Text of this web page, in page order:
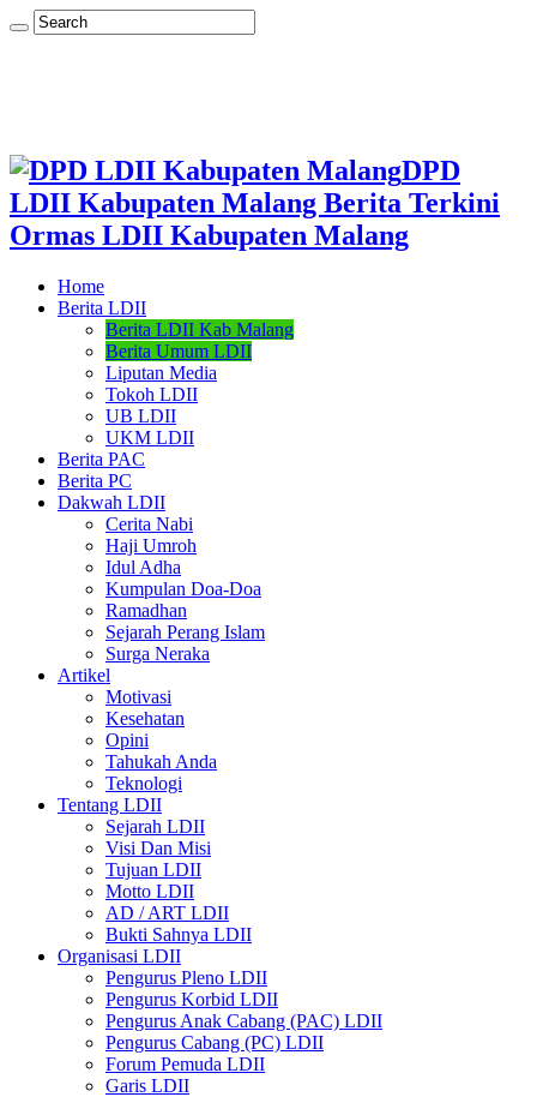
DPD
LDII Kabupaten Malang Berita Terkini
Ormas LDII Kabupaten Malang
Home
Berita LDII
Berita LDII Kab Malang
Berita Umum LDII
Liputan Media
Tokoh LDII
UB LDII
UKM LDII
Berita PAC
Berita PC
Dakwah LDII
Cerita Nabi
Haji Umroh
Idul Adha
Kumpulan Doa-Doa
Ramadhan
Sejarah Perang Islam
Surga Neraka
Artikel
Motivasi
Kesehatan
Opini
Tahukah Anda
Teknologi
Tentang LDII
Sejarah LDII
Visi Dan Misi
Tujuan LDII
Motto LDII
AD / ART LDII
Bukti Sahnya LDII
Organisasi LDII
Pengurus Pleno LDII
Pengurus Korbid LDII
Pengurus Anak Cabang (PAC) LDII
Pengurus Cabang (PC) LDII
Forum Pemuda LDII
Garis LDII